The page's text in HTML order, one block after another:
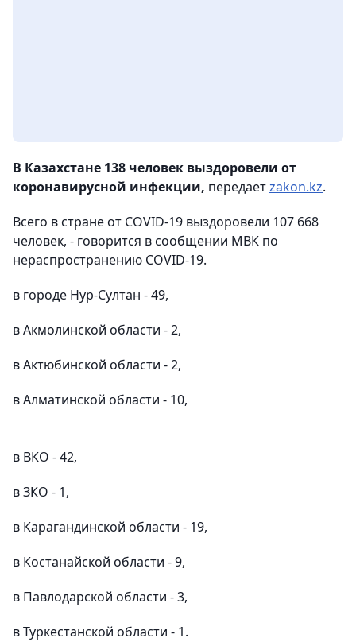
В Казахстане 138 человек выздоровели от
коронавирусной инфекции, передаетzakon.kz.
Всего в стране от COVID-19 выздоровели 107 668
человек, - говорится в сообщении МВК по
нераспространению COVID-19.
в городе Нур-Султан - 49,
в Акмолинской области - 2,
в Актюбинской области - 2,
в Алматинской области - 10,
в ВКО - 42,
в ЗКО - 1,
в Карагандинской области - 19,
в Костанайской области - 9,
в Павлодарской области - 3,
в Туркестанской области - 1.